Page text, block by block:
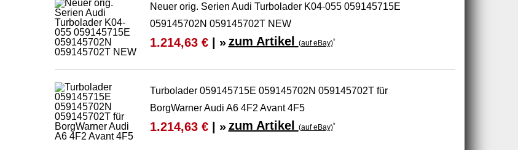
Neuer orig. Serien Audi Turbolader K04-055 059145715E
059145702N 059145702T NEW
1.214,63 €| » zum Artikel (auf eBay)*
Turbolader 059145715E 059145702N 059145702T für
BorgWarner Audi A6 4F2 Avant 4F5
1.214,63 €| » zum Artikel (auf eBay)*